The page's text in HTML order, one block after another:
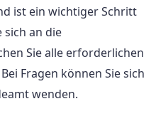
ist ein wichtiger Schritt
sich an die
Sie alle erforderlichen
Fragen können Sie sich
wenden.